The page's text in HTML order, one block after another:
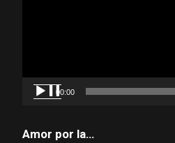
00:00
Amor por la…